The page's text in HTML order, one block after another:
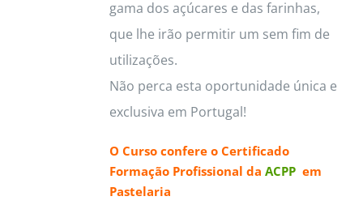
gama dos açúcares e das farinhas,
que lhe irão permitir um sem fim de
utilizações.
Não perca esta oportunidade única e
exclusiva em Portugal!
O Curso confere o Certificado
Formação Profissional da ACPPem
Pastelaria